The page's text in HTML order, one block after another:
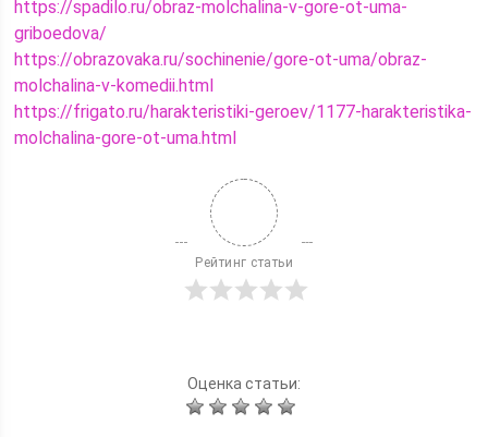
https://spadilo.ru/obraz-molchalina-v-gore-ot-uma-
griboedova/
https://obrazovaka.ru/sochinenie/gore-ot-uma/obraz-
molchalina-v-komedii.html
https://frigato.ru/harakteristiki-geroev/1177-harakteristika-
molchalina-gore-ot-uma.html
Рейтинг статьи
Оценка статьи: